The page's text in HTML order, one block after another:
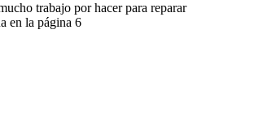
trabajo por hacer para reparar
en la página 6